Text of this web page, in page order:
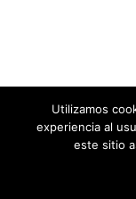
Utilizamos
experiencia al
este sitio